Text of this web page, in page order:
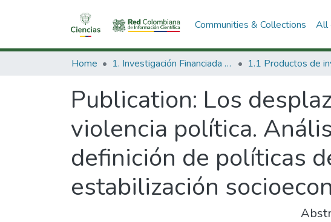
Communities & Collections All
Home 1. Investigación Financiada con Recursos Públicos
Publication: Los
violencia política.
definición de políticas
estabilización